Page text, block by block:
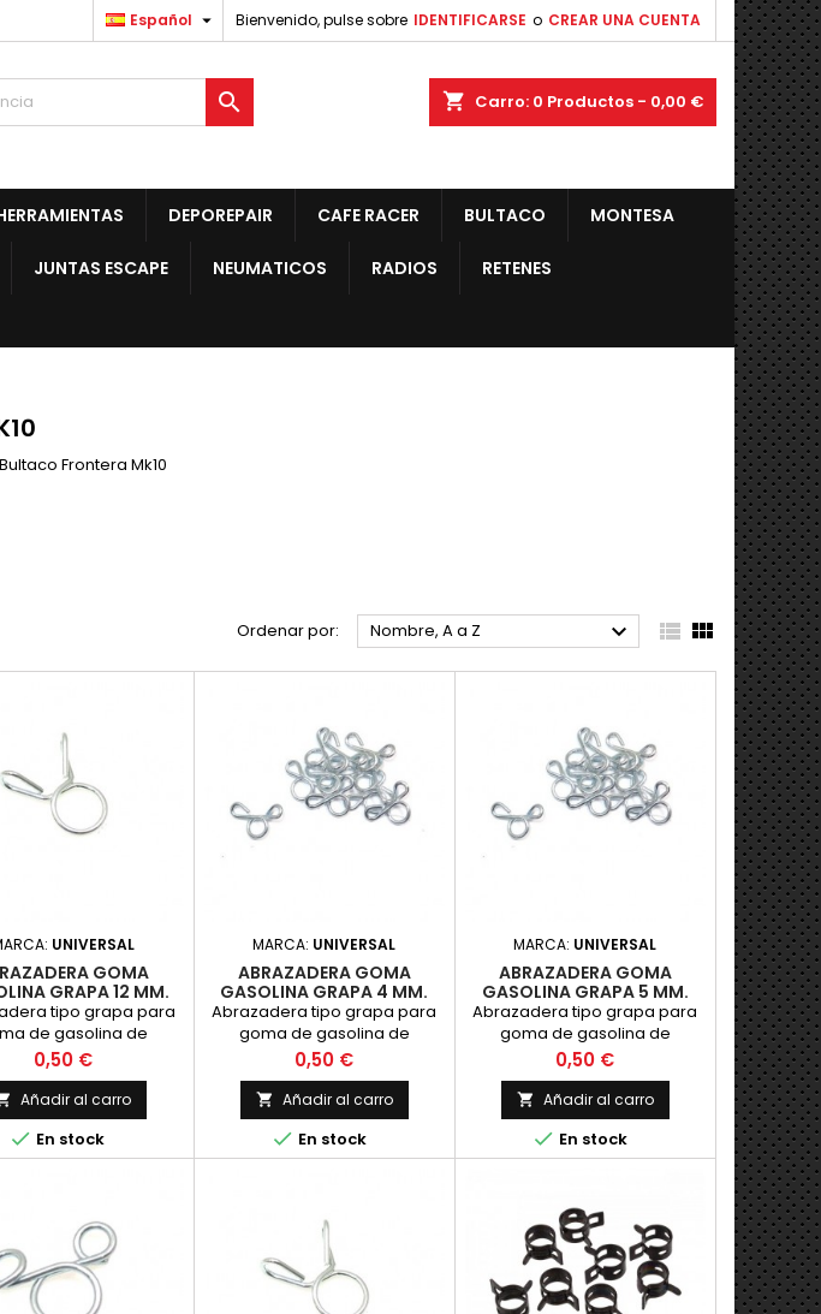
Bienvenido, pulse sobre IDENTIFICARSE o CREAR UNA CUENTA
Español 
shopping_cart Carro: 0 Productos - 0,00 €

DEPOREPAIR CAFE RACER BULTACO MONTESA
JUNTAS ESCAPE NEUMATICOS RADIOS RETENES
Frontera Mk10
Ordenar por: Nombre, A a Z   
UNIVERSAL
GOMA
GRAPA 12 MM.
tipo grapa para
de gasolina de
12 mm. Acerada.
por unidad.
Precio
0,50 €
Añadir al carro
 En stock
MARCA: UNIVERSAL
ABRAZADERA GOMA
GASOLINA GRAPA 4 MM.
Abrazadera tipo grapa para
goma de gasolina de
diametro 4 mm. Acerada.
Precio por unidad.
Precio
0,50 €
 Añadir al carro
 En stock
MARCA: UNIVERSAL
ABRAZADERA GOMA
GASOLINA GRAPA 5 MM.
Abrazadera tipo grapa para
goma de gasolina de
diametro 5 mm. Acerada.
Precio por unidad.
Precio
0,50 €
 Añadir al carro
 En stock